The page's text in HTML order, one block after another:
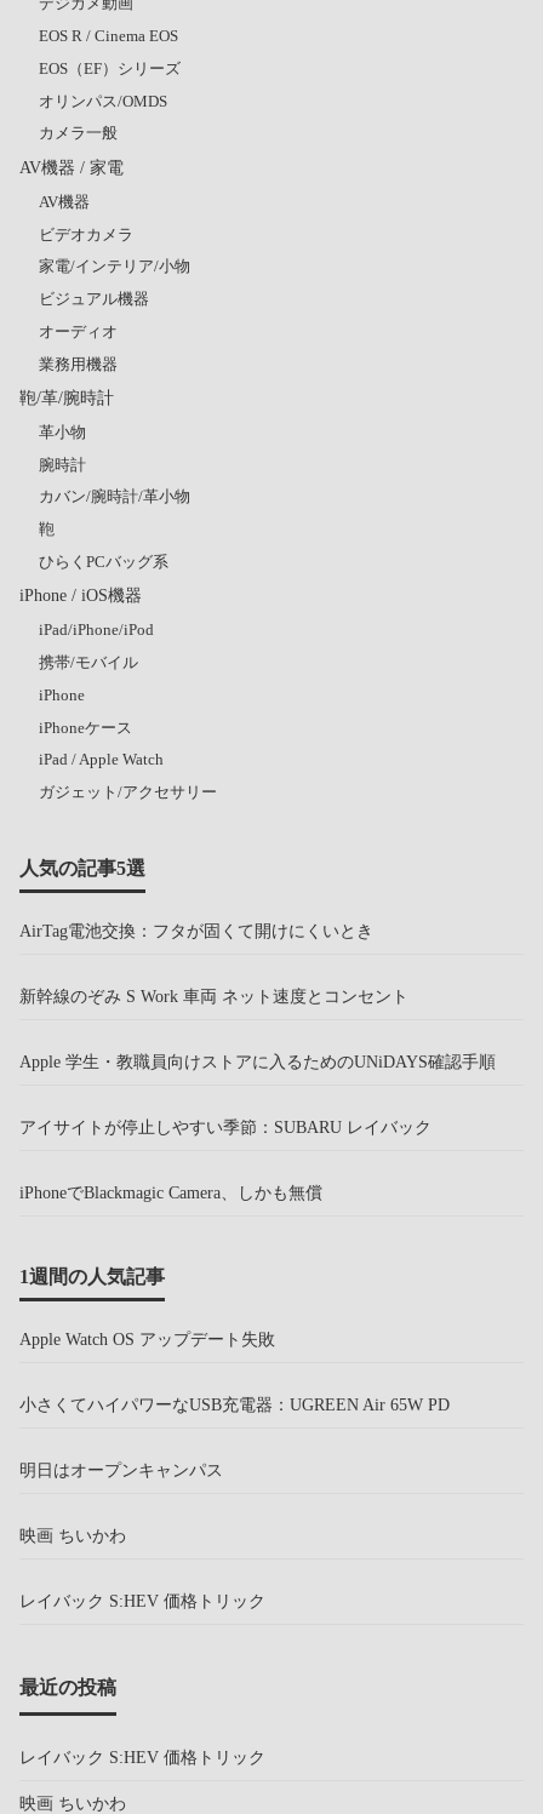
EOS R / Cinema EOS
EOS（EF）シリーズ
オリンパス/OMDS
カメラ一般
AV機器 / 家電
AV機器
ビデオカメラ
家電/インテリア/小物
ビジュアル機器
オーディオ
業務用機器
鞄/革/腕時計
革小物
腕時計
カバン/腕時計/革小物
鞄
ひらくPCバッグ系
iPhone / iOS機器
iPad/iPhone/iPod
携帯/モバイル
iPhone
iPhoneケース
iPad / Apple Watch
ガジェット/アクセサリー
人気の記事5選
AirTag電池交換：フタが固くて開けにくいとき
新幹線のぞみ S Work 車両 ネット速度とコンセント
Apple 学生・教職員向けストアに入るためのUNiDAYS確認手順
アイサイトが停止しやすい季節：SUBARU レイバック
iPhoneでBlackmagic Camera、しかも無償
1週間の人気記事
Apple Watch OS アップデート失敗
小さくてハイパワーなUSB充電器：UGREEN Air 65W PD
明日はオープンキャンパス
映画 ちいかわ
レイバック S:HEV 価格トリック
最近の投稿
レイバック S:HEV 価格トリック
映画 ちいかわ